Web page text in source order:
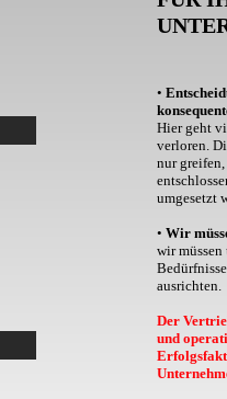
•
Hier geht
verloren.
nur
umgesetzt
• Wir
wir müssen
ausrichten.
Der
und